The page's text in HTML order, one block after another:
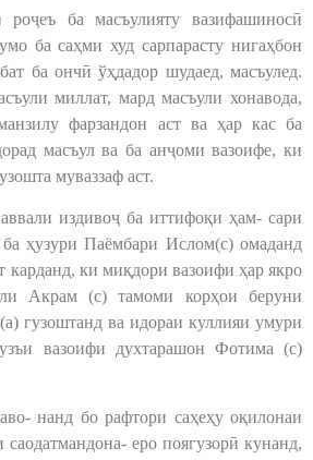
ба масъулияту вазифашиносӣ
ба саҳми худ сарпарасту нигаҳбон
ба ончӣ ўҳдадор шудаед, масъулед.
миллат, мард масъули хонавода,
фарзандон аст ва ҳар кас ба
масъул ва ба анҷоми вазоифе, ки
муваззаф аст.
издивоҷ ба иттифоқи ҳам- сари
ҳузури Паёмбари Ислом(с) омаданд
карданд, ки миқдори вазоифи ҳар якро
Акрам (с) тамоми корҳои беруни
гузоштанд ва идораи куллияи умури
вазоифи духтарашон Фотима (с)
нанд бо рафтори саҳеҳу оқилонаи
саодатмандона- еро поягузорӣ кунанд,